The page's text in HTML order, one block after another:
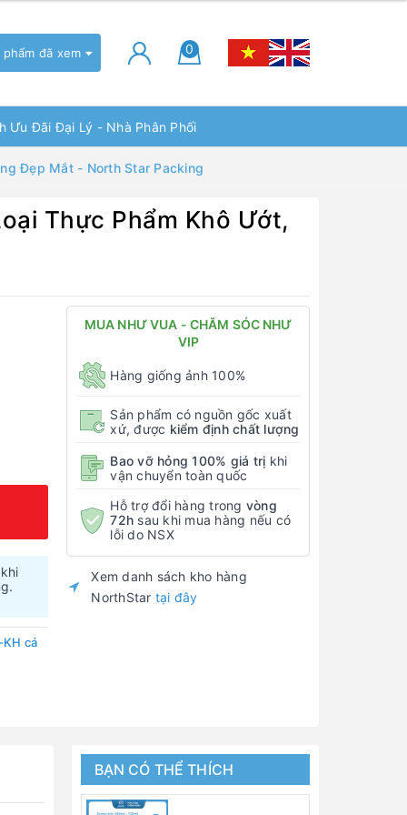
phẩm đã xem 0
Ưu Đãi Đại Lý - Nhà Phân Phối
Đẹp Mắt - North Star Packing
Thực Phẩm Khô Ướt,
cá
MUA NHƯ VUA - CHĂM SÓC NHƯ
VIP
Hàng giống ảnh 100%
Sản phẩm có nguồn gốc xuất
xứ, được kiểm định chất lượng
Bao vỡ hỏng 100% giá trị khi
vận chuyển toàn quốc
Hỗ trợ đổi hàng trong vòng
72h sau khi mua hàng nếu có
lỗi do NSX
Xem danh sách kho hàng
NorthStar tại đây
BẠN CÓ THỂ THÍCH